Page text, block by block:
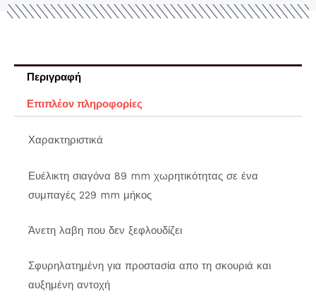
Περιγραφή
Επιπλέον πληροφορίες
Χαρακτηριστικά
Ευέλικτη σιαγόνα 89 mm χωρητικότητας σε ένα
συμπαγές 229 mm μήκος
Άνετη λαβη που δεν ξεφλουδίζει
Σφυρηλατημένη για προστασία απο τη σκουριά και
αυξημένη αντοχή